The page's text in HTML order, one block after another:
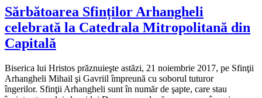
Sărbătoarea Sfinților Arhangheli
celebrată la Catedrala Mitropolitană din
Capitală
Biserica lui Hristos prăznuieşte astăzi, 21 noiembrie 2017, pe Sfinţii
Arhangheli Mihail şi Gavriil împreună cu soborul tuturor
îngerilor. Sfinţii Arhangheli sunt în număr de şapte, care stau